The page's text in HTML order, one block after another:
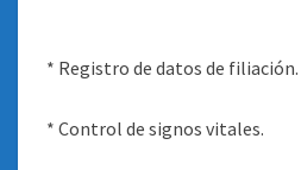
* Registro de datos de filiación.
* Control de signos vitales.